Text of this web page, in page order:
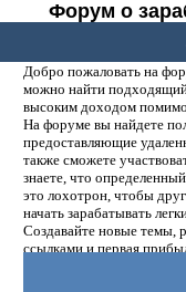
Форум о
Добро пожаловать на
можно найти
высоким доходом помимо
На форуме вы найдете
предоставляющие
также сможете
знаете, что
это лохотрон, чтобы
начать зарабатывать
Создавайте новые темы,
ссылками и первая